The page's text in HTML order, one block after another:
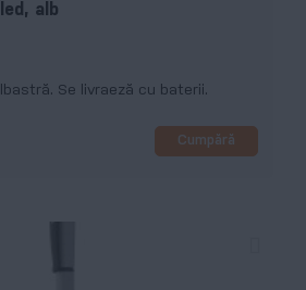
alb
Se livraeză cu baterii.
Cumpără